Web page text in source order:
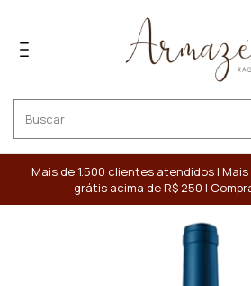
Mais de 1.500 clientes atendidos |
grátis acima de R$ 250 |